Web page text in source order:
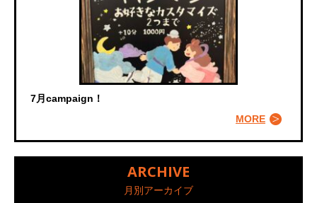
7月campaign！
MORE
ARCHIVE
月別アーカイブ